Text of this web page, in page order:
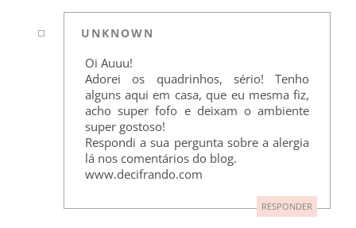
UNKNOWN
Oi Auuu!
Adorei os quadrinhos, sério! Tenho
alguns aqui em casa, que eu mesma fiz,
acho super fofo e deixam o ambiente
super gostoso!
Respondi a sua pergunta sobre a alergia
lá nos comentários do blog.
www.decifrando.com
RESPONDER